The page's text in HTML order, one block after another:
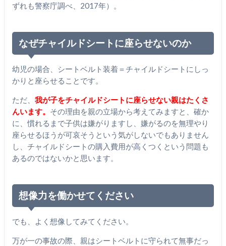
ずれも警察庁調べ、2017年）。
なぜチャイルドシートに座らせないのか
幼児の場合、シートベルト装着＝チャイルドシートにしっ
かりと座らせることです。
ただ、 我が子をチャイルドシートに座らせない親はたくさ
んいます。 その理由を親の立場から考えてみますと、確か
に、慣れるまで子供は嫌がりますし、嫌がるのを無理やり
座らせるほうが可哀そうという気がしないでもありません
し、チャイルドシートの購入費用が高くつくという問題も
あるのではないかと思います。
想像力を働かせてください
でも、よく想像してみてください。
万が一の事故の際、親はシートベルトに守られて無事だっ